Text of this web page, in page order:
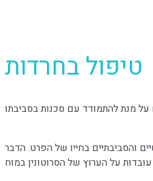
טיפול בחרדות
והסביבתיים בחייו של הפרט. הדבר